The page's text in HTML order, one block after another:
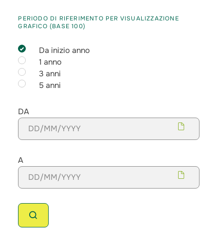
PERIODO DI RIFERIMENTO PER VISUALIZZAZIONE
GRAFICO (BASE 100)
Da inizio anno
1 anno
3 anni
5 anni
DA
A